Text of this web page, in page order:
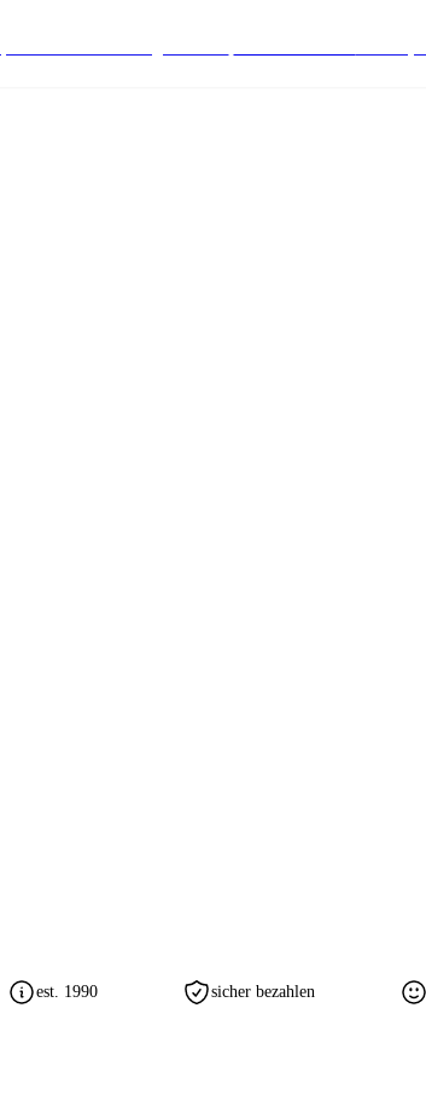
est. 1990 sicher bezahlen